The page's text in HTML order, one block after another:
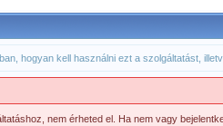
hogyan kell használni ezt a szolgáltatást,
nem érheted el. Ha nem vagy